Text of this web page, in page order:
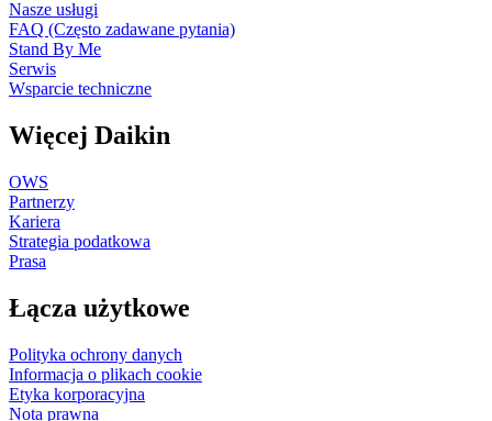
Nasze usługi
FAQ (Często zadawane pytania)
Stand By Me
Serwis
Wsparcie techniczne
Więcej Daikin
OWS
Partnerzy
Kariera
Strategia podatkowa
Prasa
Łącza użytkowe
Polityka ochrony danych
Informacja o plikach cookie
Etyka korporacyjna
Nota prawna